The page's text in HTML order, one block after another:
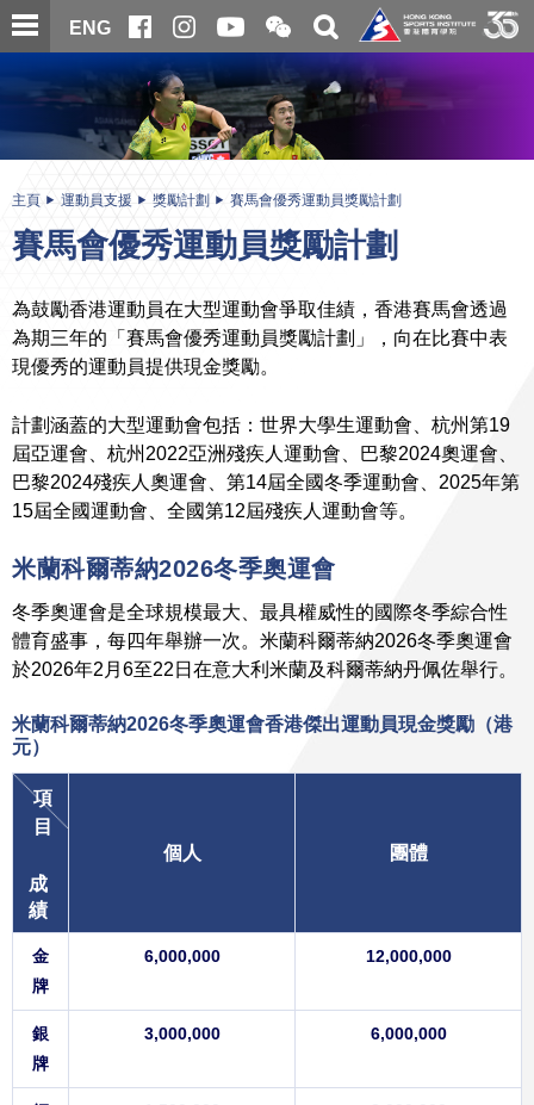
跳
至
內
ENG
開
合
微
信
二
維
碼
關
搜
尋
内
主頁 運動員支援 獎勵計劃 賽馬會優秀運動員獎勵計劃
賽馬會優秀運動員獎勵計劃
為鼓勵香港運動員在大型運動會爭取佳績，香港賽馬會透過
為期三年的「賽馬會優秀運動員獎勵計劃」，向在比賽中表
現優秀的運動員提供現金獎勵。
計劃涵蓋的大型運動會包括：世界大學生運動會、杭州第19
屆亞運會、杭州2022亞洲殘疾人運動會、巴黎2024奧運會、
巴黎2024殘疾人奧運會、第14屆全國冬季運動會、2025年第
15屆全國運動會、全國第12屆殘疾人運動會等。
米蘭科爾蒂納2026冬季奧運會
冬季奧運會是全球規模最大、最具權威性的國際冬季綜合性
體育盛事，每四年舉辦一次。米蘭科爾蒂納2026冬季奧運會
於2026年2月6至22日在意大利米蘭及科爾蒂納丹佩佐舉行。
米蘭科爾蒂納2026冬季奧運會香港傑出運動員現金獎勵 （港
元）
項
目
成
績
個人 團體
金
牌
6,000,000 12,000,000
銀
牌
3,000,000 6,000,000